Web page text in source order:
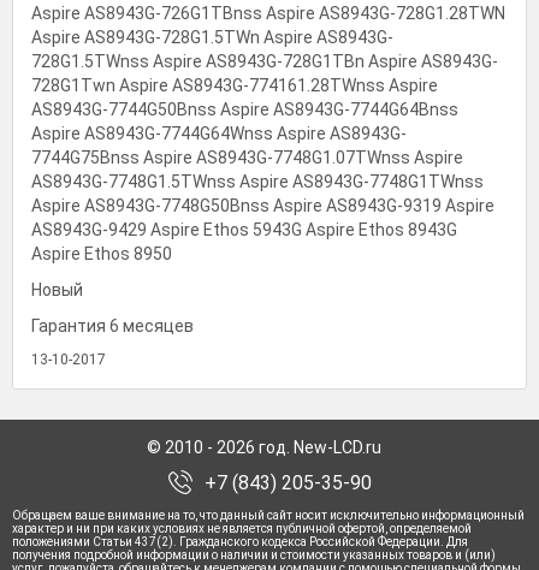
Aspire AS8943G-726G1TBnss Aspire AS8943G-728G1.28TWN
Aspire AS8943G-728G1.5TWn Aspire AS8943G-
728G1.5TWnss Aspire AS8943G-728G1TBn Aspire AS8943G-
728G1Twn Aspire AS8943G-774161.28TWnss Aspire
AS8943G-7744G50Bnss Aspire AS8943G-7744G64Bnss
Aspire AS8943G-7744G64Wnss Aspire AS8943G-
7744G75Bnss Aspire AS8943G-7748G1.07TWnss Aspire
AS8943G-7748G1.5TWnss Aspire AS8943G-7748G1TWnss
Aspire AS8943G-7748G50Bnss Aspire AS8943G-9319 Aspire
AS8943G-9429 Aspire Ethos 5943G Aspire Ethos 8943G
Aspire Ethos 8950
Новый
Гарантия 6 месяцев
13-10-2017
© 2010 - 2026 год. New-LCD.ru
+7 (843) 205-35-90
Обращаем ваше внимание на то, что данный сайт носит исключительно информационный
характер и ни при каких условиях не является публичной офертой, определяемой
положениями Статьи 437(2). Гражданского кодекса Российской Федерации. Для
получения подробной информации о наличии и стоимости указанных товаров и (или)